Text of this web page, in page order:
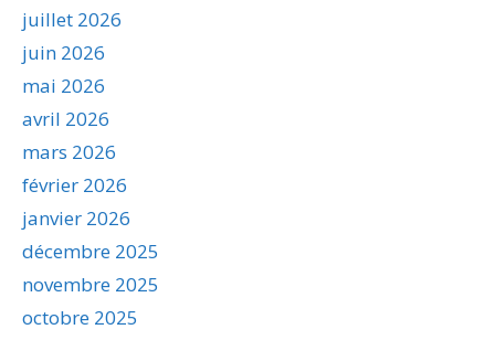
juillet 2026
juin 2026
mai 2026
avril 2026
mars 2026
février 2026
janvier 2026
décembre 2025
novembre 2025
octobre 2025